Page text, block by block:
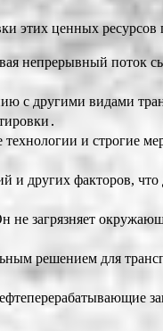
этих ценных
непрерывный поток
с другими видами
и строгие
и других факторов, что
не загрязняет
решением для